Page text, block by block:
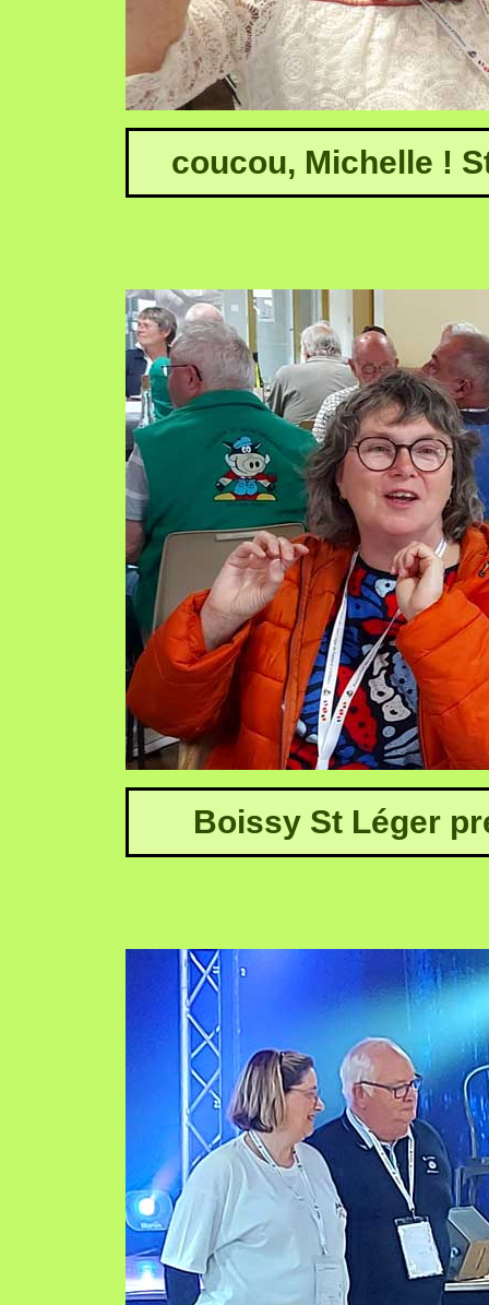
coucou, Michelle !
Boissy St Léger